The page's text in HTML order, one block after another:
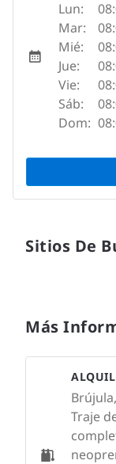
Lun:
Mar:
Mié:
Jue:
Vie:
Sáb:
Dom:
Sitios De
Más
Traje